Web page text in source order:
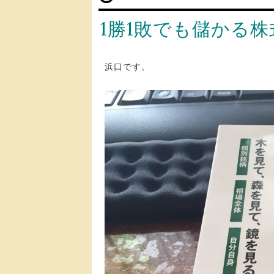
1勝1敗でも儲かる
浜口です。